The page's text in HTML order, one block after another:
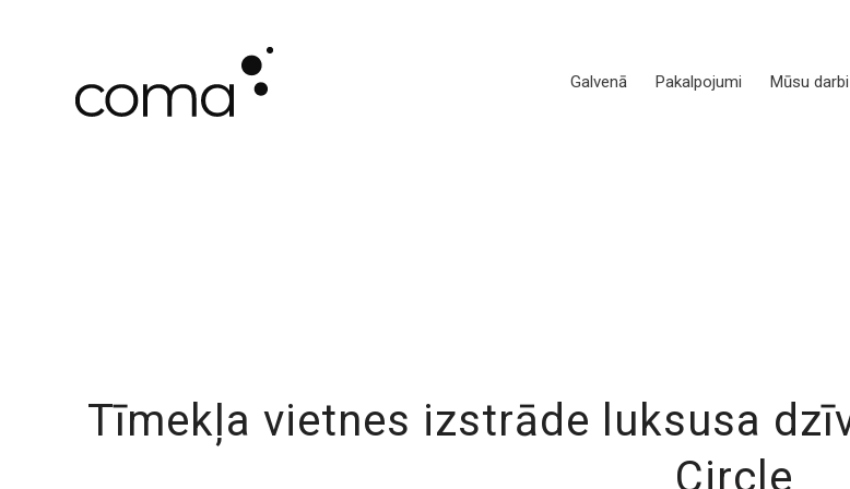
Galvenā Pakalpojumi Mūsu darbi
Tīmekļa vietnes izstrāde luksusa
Circle